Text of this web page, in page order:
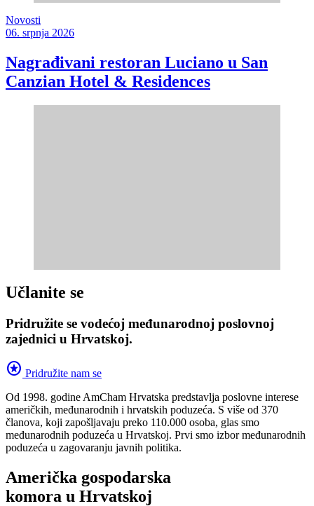
Novosti
06. srpnja 2026
Nagrađivani restoran Luciano u San
Canzian Hotel & Residences
Učlanite se
Pridružite se vodećoj međunarodnoj poslovnoj
zajednici u Hrvatskoj.
stars Pridružite nam se
Od 1998. godine AmCham Hrvatska predstavlja poslovne interese
američkih, međunarodnih i hrvatskih poduzeća. S više od 370
članova, koji zapošljavaju preko 110.000 osoba, glas smo
međunarodnih poduzeća u Hrvatskoj. Prvi smo izbor međunarodnih
poduzeća u zagovaranju javnih politika.
Američka gospodarska
komora u Hrvatskoj